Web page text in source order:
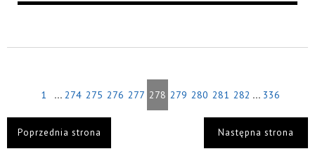
1 ... 274 275 276 277 278 279 280 281 282 ... 336
Poprzednia strona Następna strona